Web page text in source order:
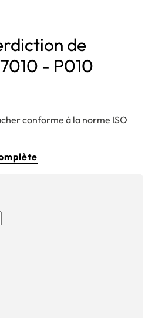
de
- P010
conforme à la norme ISO